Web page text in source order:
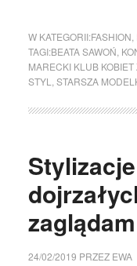
W KATEGORII:FASHION,
TAGI:BEATA SAWOŃ,
MARECKI KLUB KOBIET
STYL,STARSZA
zaglądam
24/02/2019 PRZEZ EWA